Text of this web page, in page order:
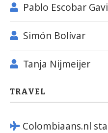
Pablo Escobar
Simón Bolívar
Tanja Nijmeijer
TRAVEL
Colombiaans.nl